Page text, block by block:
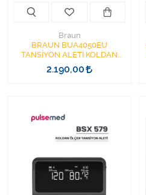
Braun
BRAUN BUA4050EU
TANSİYON ALETİ KOLDAN
ÖLÇEN Braun ExactFit™ 2
2.190,00